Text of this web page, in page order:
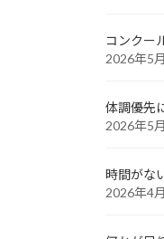
コンクー
2026年5
体調優先
2026年5
時間がな
2026年4